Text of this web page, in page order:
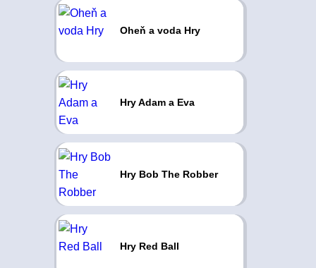
Oheň a voda Hry
Hry Adam a Eva
Hry Bob The Robber
Hry Red Ball